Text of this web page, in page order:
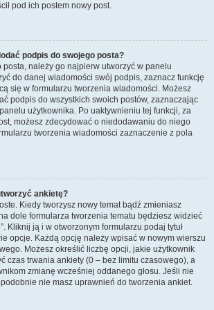
pod ich postem nowy post.
podpis do swojego posta?
należy go najpierw utworzyć w panelu
do danej wiadomości swój podpis, zaznacz funkcję
się w formularzu tworzenia wiadomości. Możesz
podpis do wszystkich swoich postów, zaznaczając
użytkownika. Po uaktywnieniu tej funkcji, za
możesz zdecydować o niedodawaniu do niego
tworzenia wiadomości zaznaczenie z pola
ankietę?
Kiedy tworzysz nowy temat bądź zmieniasz
dole formularza tworzenia tematu będziesz widzieć
Kliknij ją i w otworzonym formularzu podaj tytuł
opcje. Każdą opcję należy wpisać w nowym wierszu
Możesz określić liczbę opcji, jakie użytkownik
czas trwania ankiety (0 – bez limitu czasowego), a
zmianę wcześniej oddanego głosu. Jeśli nie
nie masz uprawnień do tworzenia ankiet.